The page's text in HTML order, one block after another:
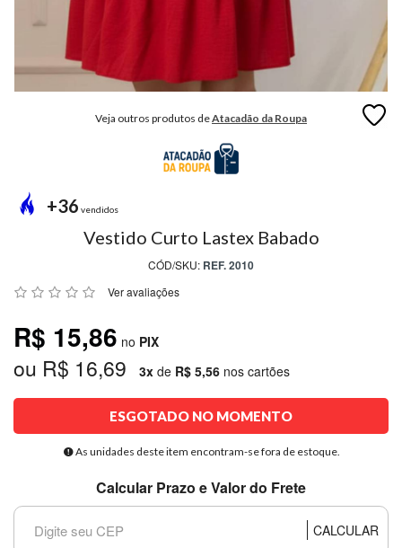
MASCULINA
MODA
PREÇO
ÚNICO
PROMOÇÕES
MARCAS
CENTRAL
ATENDIMENTO
8363
Veja outros produtos deAtacadão da Roupa
+36 vendidos
Vestido Curto Lastex Babado
CÓD/SKU: REF. 2010
Ver avaliações
R$ 15,86 no PIX
ou R$ 16,69 3x de R$ 5,56 nos cartões
ESGOTADO NO MOMENTO
As unidades deste item encontram-se fora de estoque.
Calcular Prazo e Valor do Frete
CALCULAR